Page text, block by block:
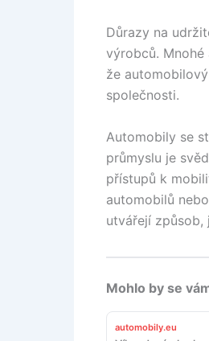
Důrazy na
výrobců.
že
společnosti.
Automobily se
průmyslu je
přístupů k
automobilů
utvářejí způsob,
Mohlo by se
automobily.eu